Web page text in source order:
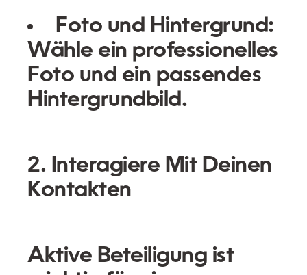
Foto und Hintergrund:
Wähle ein professionelles
Foto und ein passendes
Hintergrundbild.
2. Interagiere Mit Deinen
Kontakten
Aktive Beteiligung ist